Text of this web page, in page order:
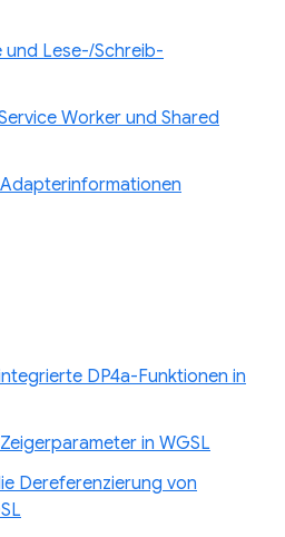
Lese-/Schreib-
Worker und Shared
DP4a-Funktionen in
in WGSL
Dereferenzierung von